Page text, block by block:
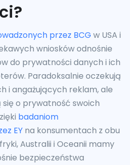
przez BCG w USA i
wniosków odnośnie
do prywatności danych i ich
Paradoksalnie oczekują
i angażujących reklam, ale
o prywatność swoich
badaniom
EY na konsumentach z obu
Australii i Oceanii mamy
bezpieczeństwa